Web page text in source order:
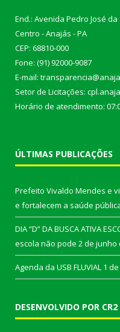
End.: Avenida Pedro José da
Centro - Anajás - PA
CEP: 68810-000
Fone: (91) 92000-9087
E-mail:
Setor de Licitações:
Horário de atendimento:
ÚLTIMAS PUBLICAÇÕES
Prefeito Vivaldo Mendes e
e fortalecem a saúde
DIA “D” DA BUSCA ATIVA
escola não pode 2 de junho
Agenda da USB FLUVIAL 1
DESENVOLVIDO POR CR2